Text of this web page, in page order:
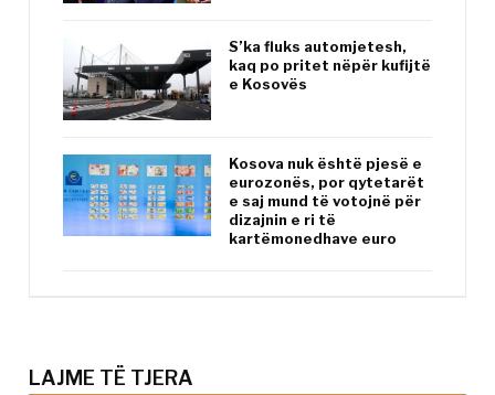
S’ka fluks automjetesh,
kaq po pritet nëpër kufijtë
e Kosovës
Kosova nuk është pjesë e
eurozonës, por qytetarët
e saj mund të votojnë për
dizajnin e ri të
kartëmonedhave euro
LAJME TË TJERA